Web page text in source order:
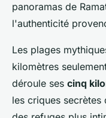
panoramas de
l'authenticité
Les plages
kilomètres
déroule ses cinq
les criques